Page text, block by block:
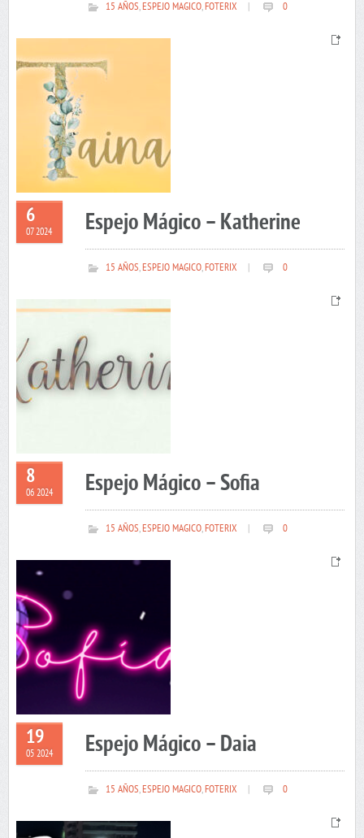
15 AÑOS,ESPEJO MAGICO,FOTERIX 0
6
07 2024 Espejo Mágico – Katherine
15 AÑOS,ESPEJO MAGICO,FOTERIX 0
8
06 2024 Espejo Mágico – Sofia
15 AÑOS,ESPEJO MAGICO,FOTERIX 0
19
05 2024 Espejo Mágico – Daia
15 AÑOS,ESPEJO MAGICO,FOTERIX 0